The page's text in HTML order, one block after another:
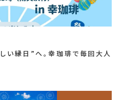
い縁日”へ。幸珈琲で毎回大人